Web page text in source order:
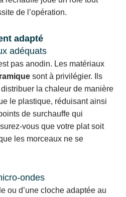
de l’opération.
adapté
adéquats
pas anodin. Les matériaux
sont à privilégier. Ils
la chaleur de manière
le plastique, réduisant ainsi
de surchauffe qui
vous que votre plat soit
les morceaux ne se
ondes
ou d’une cloche adaptée au